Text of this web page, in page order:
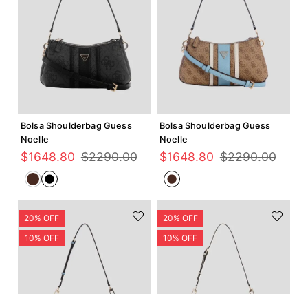
Bolsa Shoulderbag Guess
Noelle
$1648.80 $2290.00
Bolsa Shoulderbag Guess
Noelle
$1648.80 $2290.00